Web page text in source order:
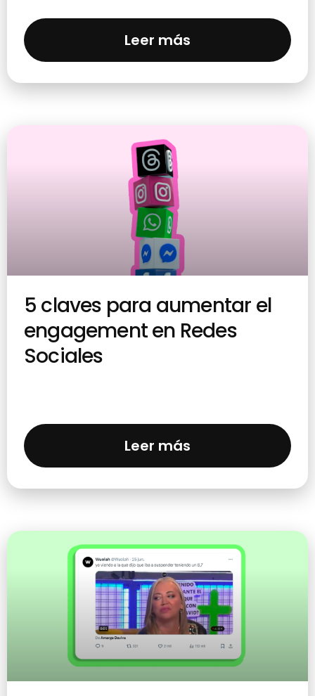
Leer más
5 claves para aumentar el
engagement en Redes
Sociales
Leer más